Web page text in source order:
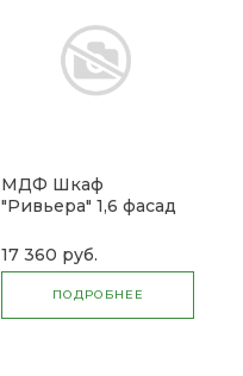
МДФ Шкаф
"Ривьера" 1,6 фасад
17 360 руб.
ПОДРОБНЕЕ